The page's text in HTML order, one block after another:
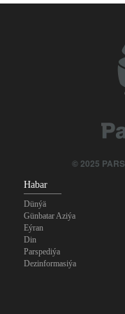
© 2025
Habar
Dünýä
Günbatar Aziýa
Eýran
Din
Parspediýa
Dezinformasiýa